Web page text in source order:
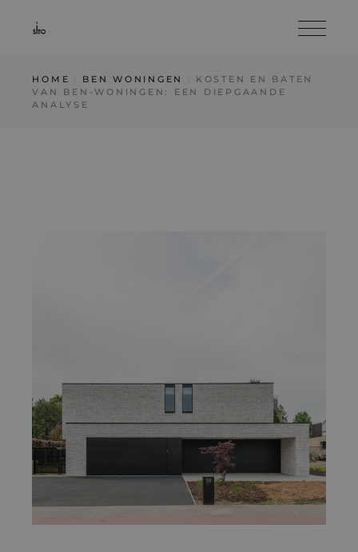
HOME BEN WONINGEN
KOSTEN EN BATEN
VAN BEN-WONINGEN: EEN DIEPGAANDE
ANALYSE